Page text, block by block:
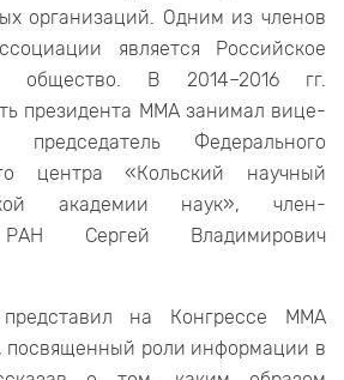
организаций. Одним из членов
является Российское
общество. В 2014–2016 гг.
президента ММА занимал вице-
Федерального
центра «Кольский научный
академии наук», член-
РАН Сергей Владимирович
на Конгрессе ММА
посвященный роли информации в